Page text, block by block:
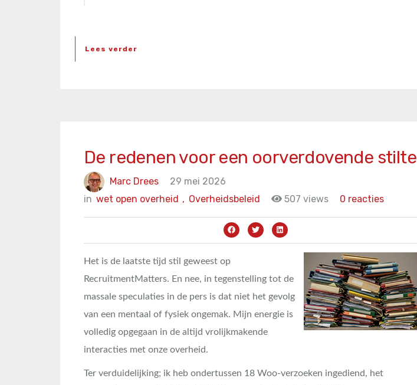
Lees verder
De redenen voor een oorverdovende stilte
Marc Drees
29 mei 2026
in
Overheidsbeleid
wet open overheid , 507 views 0 reacties
Het is de laatste tijd stil geweest op
RecruitmentMatters. En nee, in tegenstelling tot de
massale speculaties in de pers is dat niet het gevolg
van een mentaal of fysiek ongemak. Mijn energie is
volledig opgegaan in de altijd vrolijkmakende
interacties met onze overheid.
Ter verduidelijking; ik heb ondertussen 18 Woo-verzoeken ingediend, het